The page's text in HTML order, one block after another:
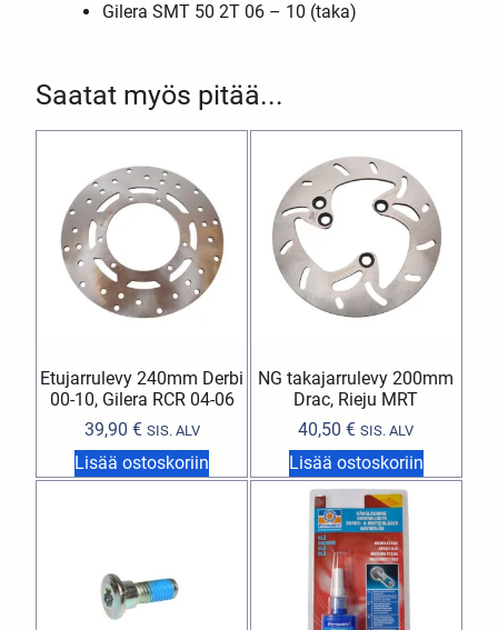
Saatat myös pitää...
Etujarrulevy 240mm Derbi
00-10, Gilera RCR 04-06
39,90 € SIS. ALV
Lisää ostoskoriin
NG takajarrulevy 200mm
Drac, Rieju MRT
40,50€ SIS. ALV
Lisää ostoskoriin
Gilera SMT 50 2T 06 – 10 (taka)